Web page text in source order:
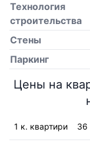
Технология
строительства
Стены
Паркинг
Цены на
1 к. квартири 36